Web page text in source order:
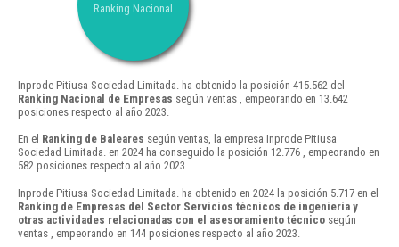
Ranking Nacional
Inprode Pitiusa Sociedad Limitada. ha obtenido la posición 415.562 del
Ranking Nacional de Empresas según ventas , empeorando en 13.642
posiciones respecto al año 2023.
En el Ranking de Baleares según ventas, la empresa Inprode Pitiusa
Sociedad Limitada. en 2024 ha conseguido la posición 12.776 , empeorando en
582 posiciones respecto al año 2023.
Inprode Pitiusa Sociedad Limitada. ha obtenido en 2024 la posición 5.717 en el
Ranking de Empresas del Sector Servicios técnicos de ingeniería y
otras actividades relacionadas con el asesoramiento técnico según
ventas , empeorando en 144 posiciones respecto al año 2023.